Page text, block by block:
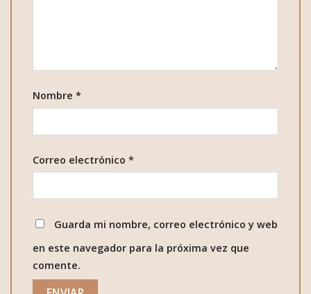
Nombre *
Correo electrónico *
Guarda mi nombre, correo electrónico y web
en este navegador para la próxima vez que
comente.